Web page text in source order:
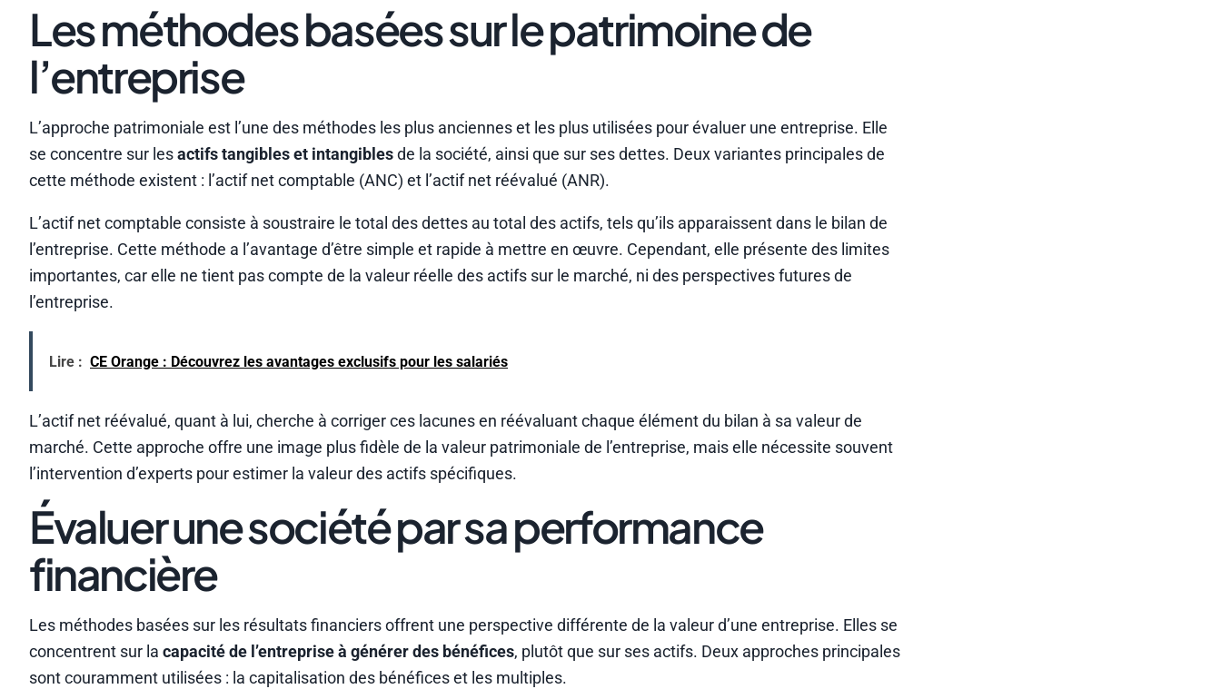
Les méthodes basées sur le patrimoine de
l’entreprise
L’approche patrimoniale est l’une des méthodes les plus anciennes et les plus utilisées pour évaluer une entreprise. Elle
se concentre sur lesactifs tangibles et intangiblesde la société, ainsi que sur ses dettes. Deux variantes principales de
cette méthode existent : l’actif net comptable (ANC) et l’actif net réévalué (ANR).
L’actif net comptable consiste à soustraire le total des dettes au total des actifs, tels qu’ils apparaissent dans le bilan de
l’entreprise. Cette méthode a l’avantage d’être simple et rapide à mettre en œuvre. Cependant, elle présente des limites
importantes, car elle ne tient pas compte de la valeur réelle des actifs sur le marché, ni des perspectives futures de
l’entreprise.
Lire : CE Orange : Découvrez les avantages exclusifs pour les salariés
L’actif net réévalué, quant à lui, cherche à corriger ces lacunes en réévaluant chaque élément du bilan à sa valeur de
marché. Cette approche offre une image plus fidèle de la valeur patrimoniale de l’entreprise, mais elle nécessite souvent
l’intervention d’experts pour estimer la valeur des actifs spécifiques.
Évaluer une société par sa performance
financière
Les méthodes basées sur les résultats financiers offrent une perspective différente de la valeur d’une entreprise. Elles se
concentrent sur la capacité de l’entreprise à générer des bénéfices, plutôt que sur ses actifs. Deux approches principales
sont couramment utilisées : la capitalisation des bénéfices et les multiples.